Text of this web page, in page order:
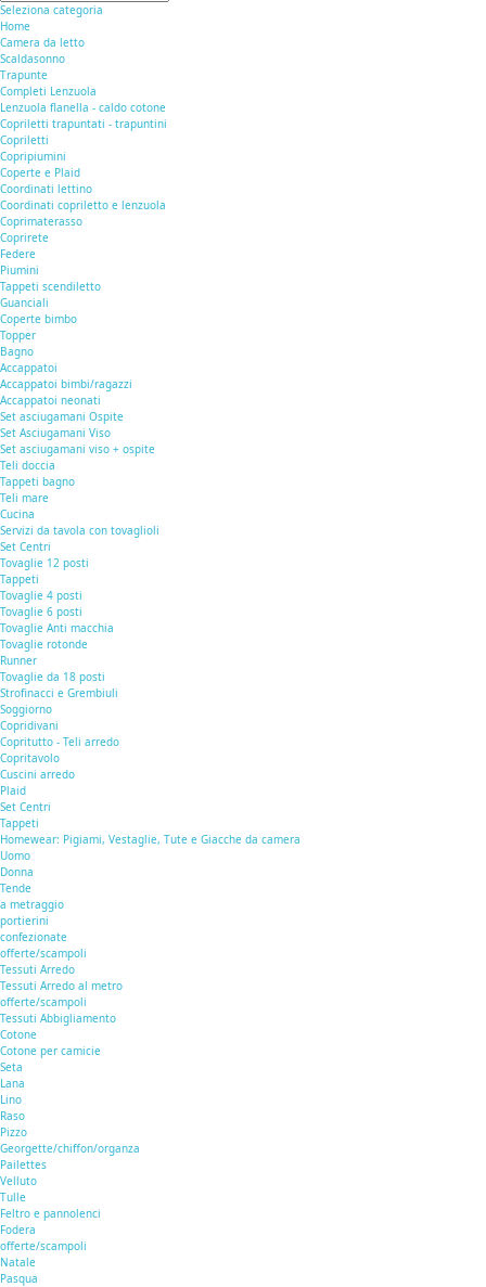
Seleziona categoria
Home
Camera da letto
Scaldasonno
Trapunte
Completi Lenzuola
Lenzuola flanella - caldo cotone
Copriletti trapuntati - trapuntini
Copriletti
Copripiumini
Coperte e Plaid
Coordinati lettino
Coordinati copriletto e lenzuola
Coprimaterasso
Coprirete
Federe
Piumini
Tappeti scendiletto
Guanciali
Coperte bimbo
Topper
Bagno
Accappatoi
Accappatoi bimbi/ragazzi
Accappatoi neonati
Set asciugamani Ospite
Set Asciugamani Viso
Set asciugamani viso + ospite
Teli doccia
Tappeti bagno
Teli mare
Cucina
Servizi da tavola con tovaglioli
Set Centri
Tovaglie 12 posti
Tappeti
Tovaglie 4 posti
Tovaglie 6 posti
Tovaglie Anti macchia
Tovaglie rotonde
Runner
Tovaglie da 18 posti
Strofinacci e Grembiuli
Soggiorno
Copridivani
Copritutto - Teli arredo
Copritavolo
Cuscini arredo
Plaid
Set Centri
Tappeti
Homewear: Pigiami, Vestaglie, Tute e Giacche da camera
Uomo
Donna
Tende
a metraggio
portierini
confezionate
offerte/scampoli
Tessuti Arredo
Tessuti Arredo al metro
offerte/scampoli
Tessuti Abbigliamento
Cotone
Cotone per camicie
Seta
Lana
Lino
Raso
Pizzo
Georgette/chiffon/organza
Pailettes
Velluto
Tulle
Feltro e pannolenci
Fodera
offerte/scampoli
Natale
Pasqua